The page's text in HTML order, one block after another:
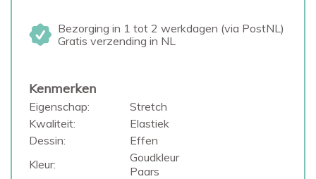
Bezorging in 1 tot 2 werkdagen (via PostNL)
Gratis verzending in NL
Kenmerken
Eigenschap:
Stretch
Kwaliteit:
Elastiek
Dessin:
Effen
Kleur:
Goudkleur
Paars